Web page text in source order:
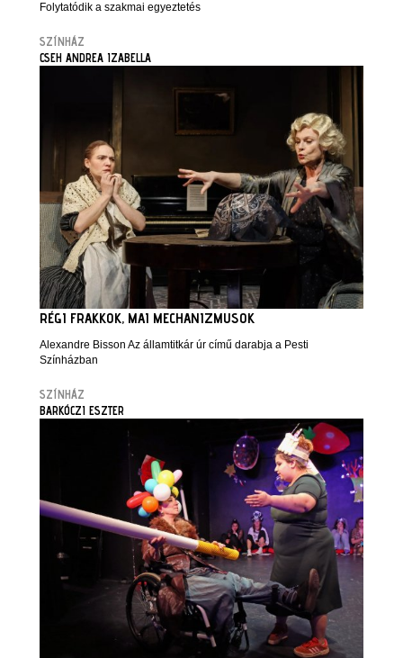
Folytatódik a szakmai egyeztetés
SZÍNHÁZ
CSEH ANDREA IZABELLA
RÉGI FRAKKOK, MAI MECHANIZMUSOK
Alexandre Bisson Az államtitkár úr című darabja a Pesti
Színházban
SZÍNHÁZ
BARKÓCZI ESZTER